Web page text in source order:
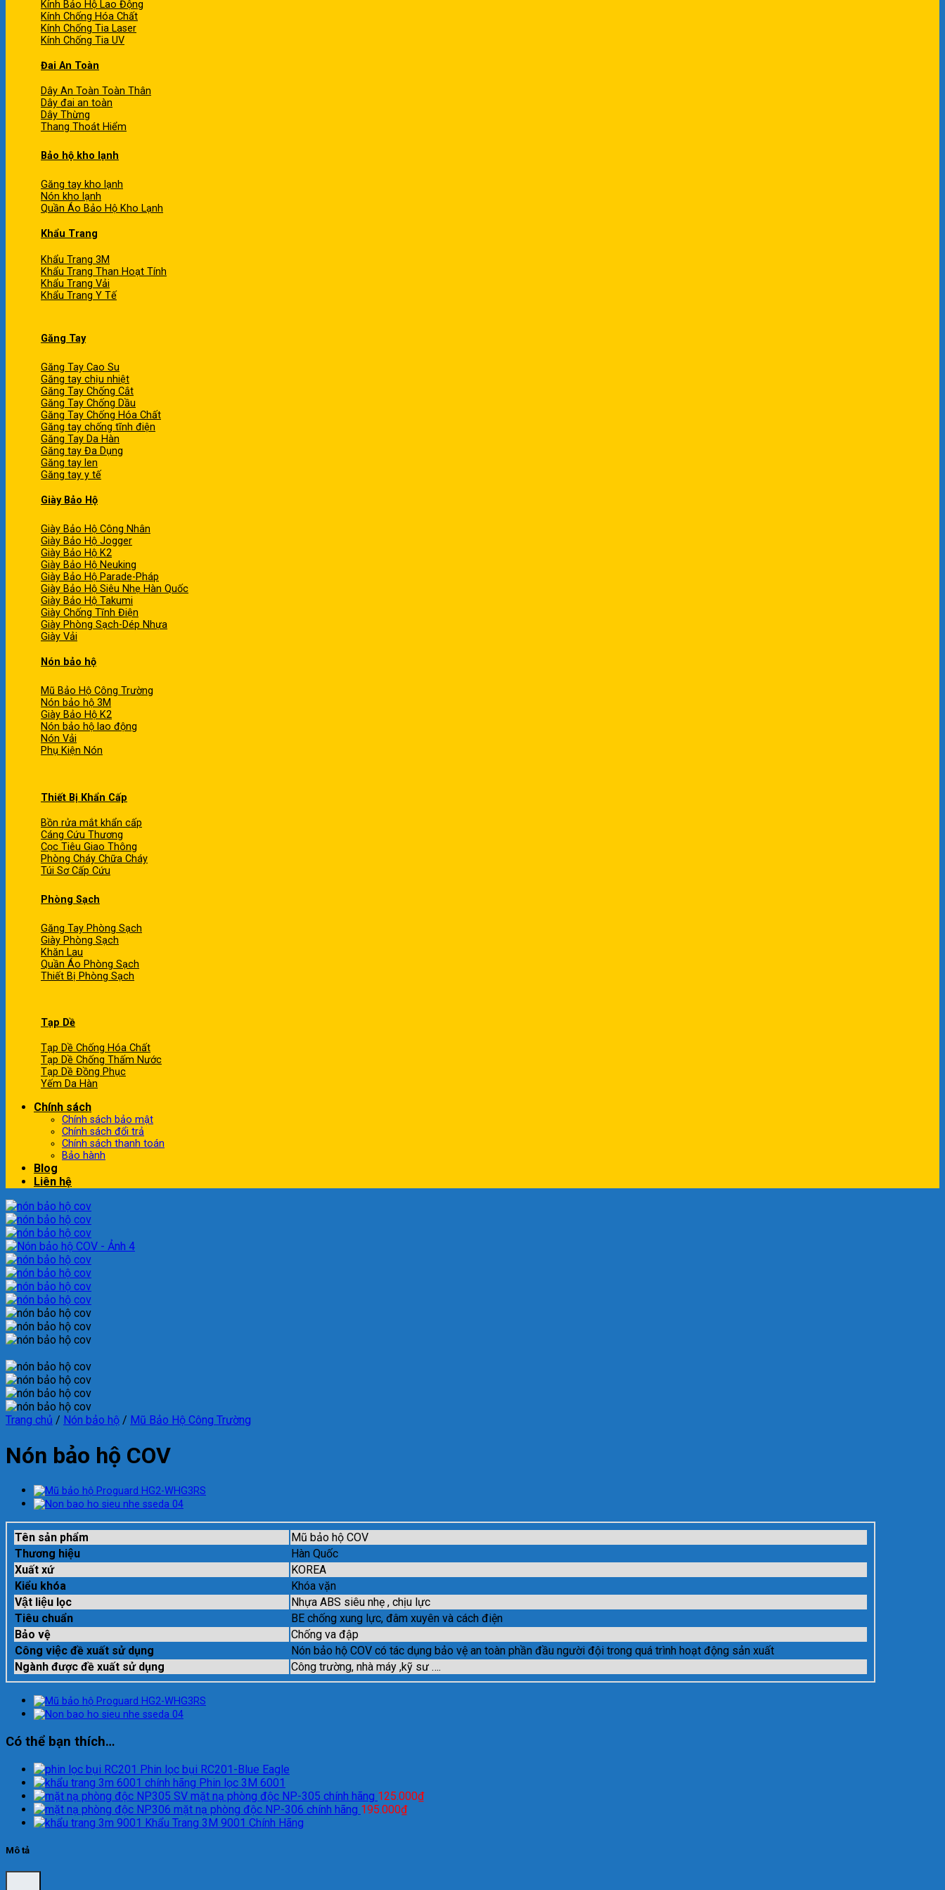
Kính Bảo Hộ Lao Động
Kính Chống Hóa Chất
Kính Chống Tia Laser
Kính Chống Tia UV
Đai An Toàn
Dây An Toàn Toàn Thân
Dây đai an toàn
Dây Thừng
Thang Thoát Hiểm
Bảo hộ kho lạnh
Găng tay kho lạnh
Nón kho lạnh
Quần Áo Bảo Hộ Kho Lạnh
Khẩu Trang
Khẩu Trang 3M
Khẩu Trang Than Hoạt Tính
Khẩu Trang Vải
Khẩu Trang Y Tế
Găng Tay
Găng Tay Cao Su
Găng tay chịu nhiệt
Găng Tay Chống Cắt
Găng Tay Chống Dầu
Găng Tay Chống Hóa Chất
Găng tay chống tĩnh điện
Găng Tay Da Hàn
Găng tay Đa Dụng
Găng tay len
Găng tay y tế
Giày Bảo Hộ
Giày Bảo Hộ Công Nhân
Giày Bảo Hộ Jogger
Giày Bảo Hộ K2
Giày Bảo Hộ Neuking
Giày Bảo Hộ Parade-Pháp
Giày Bảo Hộ Siêu Nhẹ Hàn Quốc
Giày Bảo Hộ Takumi
Giày Chống Tĩnh Điện
Giày Phòng Sạch-Dép Nhựa
Giày Vải
Nón bảo hộ
Mũ Bảo Hộ Công Trường
Nón bảo hộ 3M
Giày Bảo Hộ K2
Nón bảo hộ lao động
Nón Vải
Phụ Kiện Nón
Thiết Bị Khẩn Cấp
Bồn rửa mắt khẩn cấp
Cáng Cứu Thương
Cọc Tiêu Giao Thông
Phòng Cháy Chữa Cháy
Túi Sơ Cấp Cứu
Phòng Sạch
Găng Tay Phòng Sạch
Giày Phòng Sạch
Khăn Lau
Quần Áo Phòng Sạch
Thiết Bị Phòng Sạch
Tạp Dề
Tạp Dề Chống Hóa Chất
Tạp Dề Chống Thấm Nước
Tạp Dề Đồng Phục
Yếm Da Hàn
Chính sách
Chính sách bảo mật
Chính sách đổi trả
Chính sách thanh toán
Bảo hành
Blog
Liên hệ
Trang chủ / Nón bảo hộ / Mũ Bảo Hộ Công Trường
Nón bảo hộ COV
Tên sản phẩm
Mũ bảo hộ COV
Thương hiệu
Hàn Quốc
Xuất xứ
KOREA
Kiểu khóa
Khóa vặn
Vật liệu lọc
Nhựa ABS siêu nhẹ , chịu lực
Tiêu chuẩn
BE chống xung lực, đâm xuyên và cách điện
Bảo vệ
Chống va đập
Công việc đề xuất sử dụng
Nón bảo hộ COV có tác dụng bảo vệ an toàn phần đầu người đội trong quá trình hoạt động sản xuất
Ngành được đề xuất sử dụng
Công trường, nhà máy ,kỹ sư ….
Có thể bạn thích…
Phin lọc bụi RC201-Blue Eagle
Phin lọc 3M 6001
mặt nạ phòng độc NP-305 chính hãng 125.000₫
mặt nạ phòng độc NP-306 chính hãng 195.000₫
Khẩu Trang 3M 9001 Chính Hãng
Mô tả